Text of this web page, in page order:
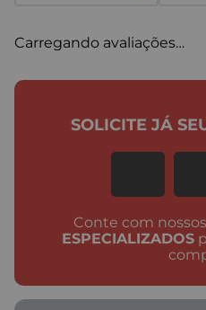
Carregando avaliações…
Conte com nossos
ESPECIALIZADOS
SOLICITE JÁ